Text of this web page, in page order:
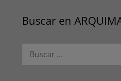
Buscar en